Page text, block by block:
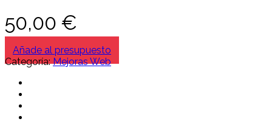
50,00 €
Añade al presupuesto
Categoría:Mejoras Web